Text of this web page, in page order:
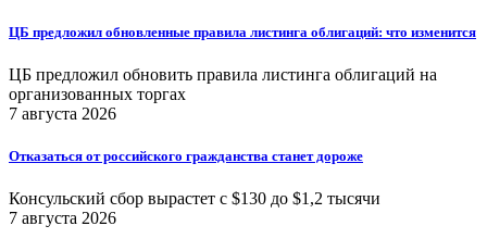
ЦБ предложил обновленные правила листинга облигаций: что изменится
ЦБ предложил обновить правила листинга облигаций на
организованных торгах
7 августа 2026
Отказаться от российского гражданства станет дороже
Консульский сбор вырастет с $130 до $1,2 тысячи
7 августа 2026